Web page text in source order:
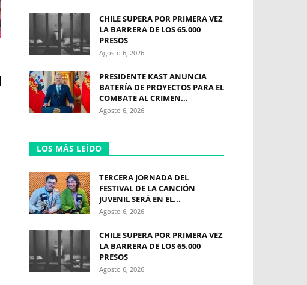
CHILE SUPERA POR PRIMERA VEZ
LA BARRERA DE LOS 65.000
PRESOS
Agosto 6, 2026
PRESIDENTE KAST ANUNCIA
BATERÍA DE PROYECTOS PARA EL
COMBATE AL CRIMEN...
Agosto 6, 2026
LOS MÁS LEÍDO
TERCERA JORNADA DEL
FESTIVAL DE LA CANCIÓN
JUVENIL SERÁ EN EL...
Agosto 6, 2026
CHILE SUPERA POR PRIMERA VEZ
LA BARRERA DE LOS 65.000
PRESOS
Agosto 6, 2026